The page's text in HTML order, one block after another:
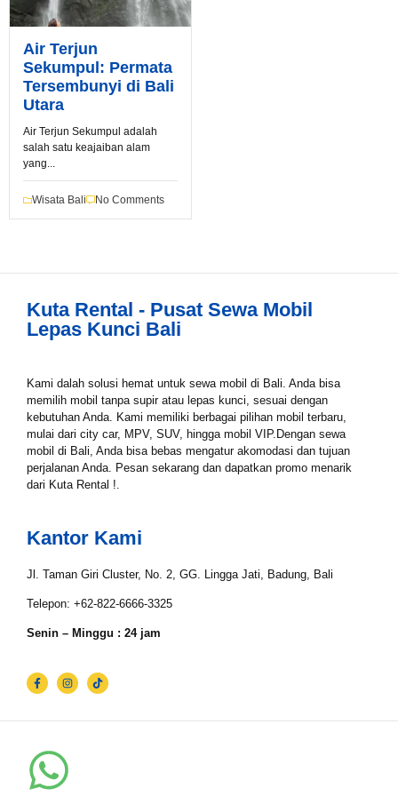
Air Terjun
Sekumpul: Permata
Tersembunyi di Bali
Utara
Air Terjun Sekumpul adalah
salah satu keajaiban alam
yang...
Wisata Bali No Comments
Kuta Rental - Pusat Sewa Mobil
Lepas Kunci Bali
Kami dalah solusi hemat untuk sewa mobil di Bali. Anda bisa
memilih mobil tanpa supir atau lepas kunci, sesuai dengan
kebutuhan Anda. Kami memiliki berbagai pilihan mobil terbaru,
mulai dari city car, MPV, SUV, hingga mobil VIP.Dengan sewa
mobil di Bali, Anda bisa bebas mengatur akomodasi dan tujuan
perjalanan Anda. Pesan sekarang dan dapatkan promo menarik
dari Kuta Rental !.
Book via WhatsApp
Nama*
Tgl Mulai*
Tgl Selesai*
Email*
Lokasi Pengiriman & Pengembalian
Kantor Kami
Jl. Taman Giri Cluster, No. 2, GG. Lingga Jati, Badung, Bali
Telepon: +62-822-6666-3325
Senin – Minggu : 24 jam